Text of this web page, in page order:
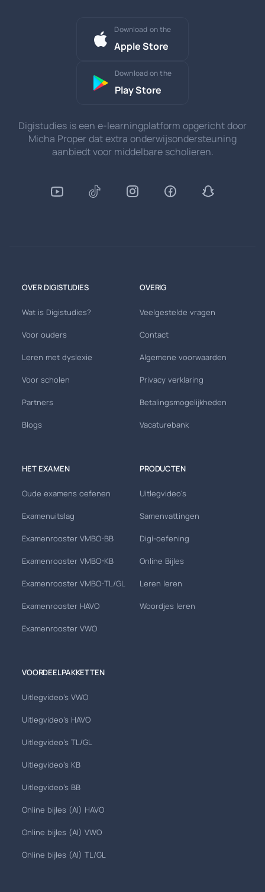
Download on the
Apple Store
Download on the
Play Store
Digistudies is een e-learningplatform opgericht door
Micha Proper dat extra onderwijsondersteuning
aanbiedt voor middelbare scholieren.
OVER DIGISTUDIES
Wat is Digistudies?
Voor ouders
Leren met dyslexie
Voor scholen
Partners
Blogs
OVERIG
Veelgestelde vragen
Contact
Algemene voorwaarden
Privacy verklaring
Betalingsmogelijkheden
Vacaturebank
HET EXAMEN
Oude examens oefenen
Examenuitslag
Examenrooster VMBO-BB
Examenrooster VMBO-KB
Examenrooster VMBO-TL/GL
Examenrooster HAVO
Examenrooster VWO
PRODUCTEN
Uitlegvideo's
Samenvattingen
Digi-oefening
Online Bijles
Leren leren
Woordjes leren
VOORDEELPAKKETTEN
Uitlegvideo's VWO
Uitlegvideo's HAVO
Uitlegvideo's TL/GL
Uitlegvideo's KB
Uitlegvideo's BB
Online bijles (AI) HAVO
Online bijles (AI) VWO
Online bijles (AI) TL/GL